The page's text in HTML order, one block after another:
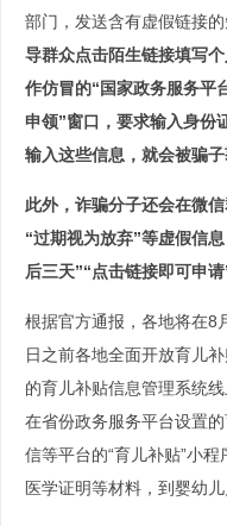
部门，发送含有虚假链接的
导群众点击陌生链接填写
作仿冒的“国家政务服务平
申领”窗口，要求输入身份
输入这些信息，就会被骗子
此外，诈骗分子还会在微
“过期视为放弃”等虚假信
后三天”“点击链接即可申
根据官方通报，各地将在8
日之前各地全面开放育儿
的育儿补贴信息管理系统
在省份政务服务平台设置
信等平台的“育儿补贴”小
医学证明等材料，到婴幼